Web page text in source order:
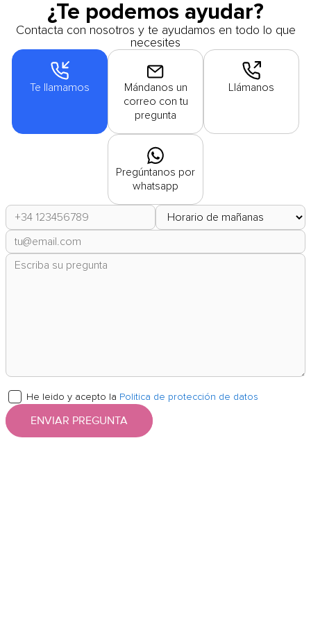
¿Te podemos ayudar?
Contacta con nosotros y te ayudamos en todo lo que
necesites
Te llamamos
Mándanos un
correo con tu
pregunta
Llámanos
Pregúntanos por
whatsapp
He leido y acepto la Politica de protección de datos
ENVIAR PREGUNTA